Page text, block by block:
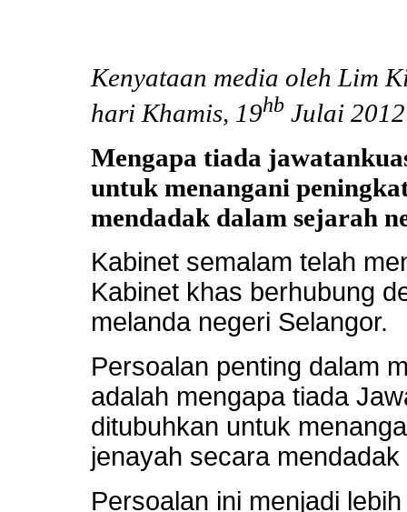
Kenyataan media oleh Lim
hari Khamis, 19hb Julai
Mengapa tiada
untuk menangani
mendadak dalam sejarah
Kabinet semalam telah
Kabinet khas berhubung
melanda negeri Selangor.
Persoalan penting dalam
adalah mengapa tiada
ditubuhkan untuk
jenayah secara
Persoalan ini menjadi